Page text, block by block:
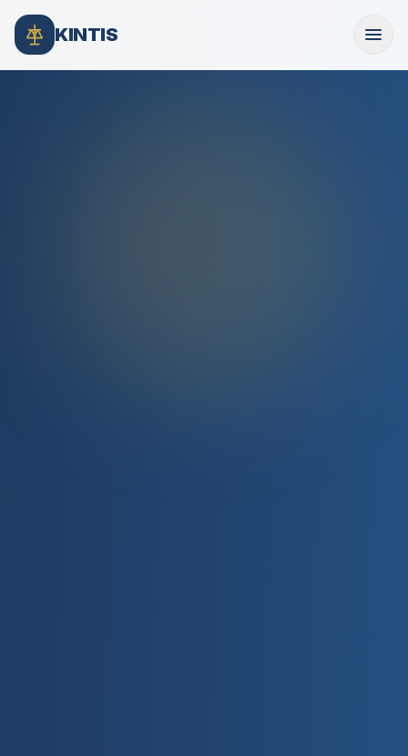
KINTIS